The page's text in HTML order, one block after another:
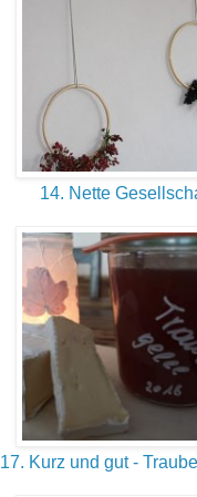
14. Nette
17. Kurz und gut -